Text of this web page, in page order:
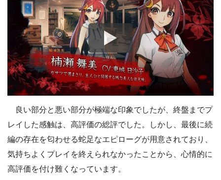
良い部分と悪い部分が極端な印象でしたが、終盤までプ
レイした感触は、高評価の総評でした。しかし、最後に続
編の存在を匂わせる蛇足なエピローグが用意されており、
気持ちよくプレイを終えられなかったことから、心情的に
高評価を付け難くなっています。